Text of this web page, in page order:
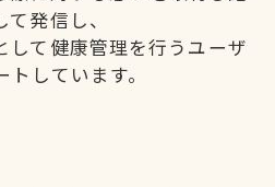
て発信し、
して健康管理を行うユーザ
しています。